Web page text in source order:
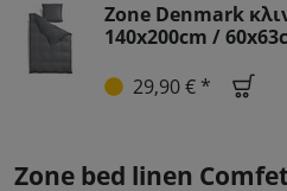
Zone Denmark
140x200cm /
29,90 € *
Zone bed linen